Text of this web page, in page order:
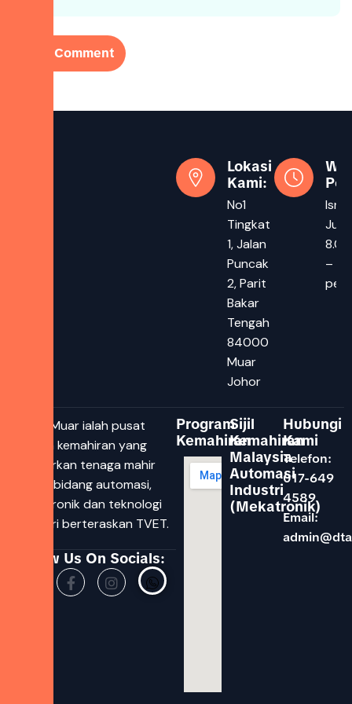
Lokasi
Kami:
No1
Tingkat
1, Jalan
Puncak
2, Parit
Bakar
Tengah
84000
Muar
Johor
–
DTAC Muar ialah pusat
latihan kemahiran yang
melahirkan tenaga mahir
dalam bidang automasi,
mekatronik dan teknologi
industri berteraskan TVET.
Follow Us On Socials:
Program
Kemahiran
Sijil
Kemahiran
Malaysia
Automasi
Industri
(Mekatronik)
Hubungi
Kami
Telefon:
017-649
4589
Email: